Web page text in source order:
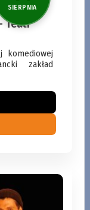
Teatr
komediowej
zakład